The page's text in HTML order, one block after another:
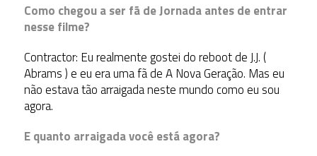
Como chegou a ser fã de Jornada antes de entrar
nesse filme?
Contractor: Eu realmente gostei do reboot de J.J. (
Abrams ) e eu era uma fã de A Nova Geração. Mas eu
não estava tão arraigada neste mundo como eu sou
agora.
E quanto arraigada você está agora?